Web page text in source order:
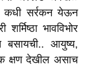
कधी सर्रकन येऊन
भावविभोर
बसायची.. आयुष्य,
क्षण देखील असाच